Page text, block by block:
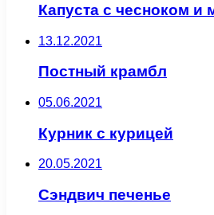
Капуста с чесноком и
13.12.2021
Постный крамбл
05.06.2021
Курник с курицей
20.05.2021
Сэндвич печенье